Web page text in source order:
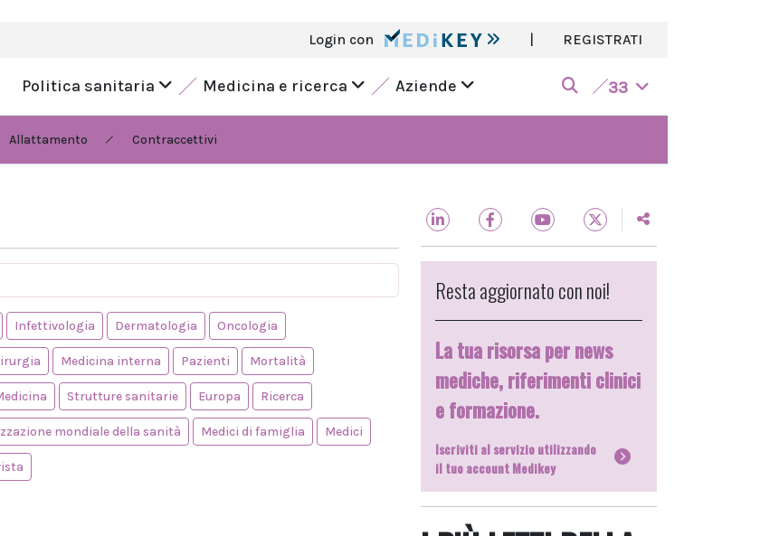
Login con | REGISTRATI
Politica sanitaria Medicina e ricerca Aziende 33
Allattamento Contraccettivi
Infettivologia Dermatologia Oncologia
Medicina interna Pazienti Mortalità
Strutture sanitarie Europa Ricerca
mondiale della sanità Medici di famiglia Medici
Resta aggiornato con noi!
La tua risorsa per news
mediche, riferimenti clinici
e formazione.
Iscriviti al servizio utilizzando
il tuo account Medikey